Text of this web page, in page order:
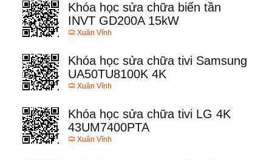
Khóa học sửa chữa biến tần
INVT GD200A 15kW
Xuân Vĩnh
Khóa học sửa chữa tivi Samsung
UA50TU8100K 4K
Xuân Vĩnh
Khóa học sửa chữa tivi LG 4K
43UM7400PTA
Xuân Vĩnh